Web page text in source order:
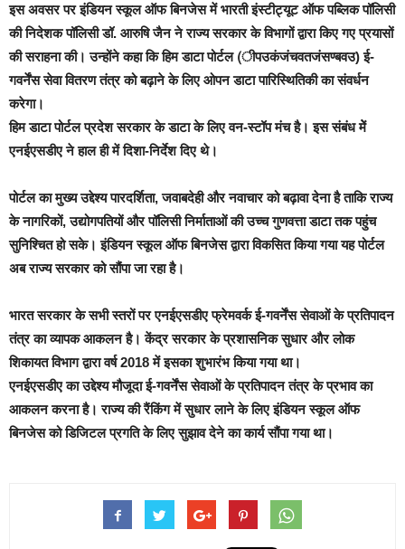
इस अवसर पर इंडियन स्कूल ऑफ बिनजेस में भारती इंस्टीट्यूट ऑफ पब्लिक पॉलिसी
की निदेशक पॉलिसी डॉ. आरुषि जैन ने राज्य सरकार के विभागों द्वारा किए गए प्रयासों
की सराहना की। उन्होंने कहा कि हिम डाटा पोर्टल (ीपउकंजंचवतजंसण्बवउ) ई-
गवर्नेंस सेवा वितरण तंत्र को बढ़ाने के लिए ओपन डाटा पारिस्थितिकी का संवर्धन
करेगा।
हिम डाटा पोर्टल प्रदेश सरकार के डाटा के लिए वन-स्टॉप मंच है। इस संबंध मेें
एनईएसडीए ने हाल ही में दिशा-निर्देश दिए थे।
पोर्टल का मुख्य उद्देश्य पारदर्शिता, जवाबदेही और नवाचार को बढ़ावा देना है ताकि राज्य
के नागरिकों, उद्योगपतियों और पॉलिसी निर्माताओं की उच्च गुणवत्ता डाटा तक पहुंच
सुनिश्चित हो सके। इंडियन स्कूल ऑफ बिनजेस द्वारा विकसित किया गया यह पोर्टल
अब राज्य सरकार को सौंपा जा रहा है।
भारत सरकार के सभी स्तरों पर एनईएसडीए फ्रेमवर्क ई-गवर्नेंस सेवाओं के प्रतिपादन
तंत्र का व्यापक आकलन है। केंद्र सरकार के प्रशासनिक सुधार और लोक
शिकायत विभाग द्वारा वर्ष 2018 में इसका शुभारंभ किया गया था।
एनईएसडीए का उद्देश्य मौजूदा ई-गवर्नेंस सेवाओं के प्रतिपादन तंत्र के प्रभाव का
आकलन करना है। राज्य की रैंकिंग में सुधार लाने के लिए इंडियन स्कूल ऑफ
बिनजेस को डिजिटल प्रगति के लिए सुझाव देने का कार्य सौंपा गया था।